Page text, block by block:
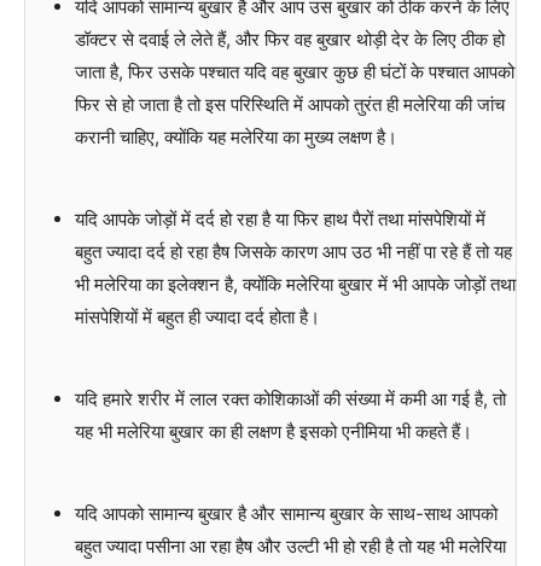
यदि आपको सामान्य बुखार है और आप उस बुखार को ठीक करने के लिए
डॉक्टर से दवाई ले लेते हैं, और फिर वह बुखार थोड़ी देर के लिए ठीक हो
जाता है, फिर उसके पश्चात यदि वह बुखार कुछ ही घंटों के पश्चात आपको
फिर से हो जाता है तो इस परिस्थिति में आपको तुरंत ही मलेरिया की जांच
करानी चाहिए, क्योंकि यह मलेरिया का मुख्य लक्षण है।
यदि आपके जोड़ों में दर्द हो रहा है या फिर हाथ पैरों तथा मांसपेशियों में
बहुत ज्यादा दर्द हो रहा हैष जिसके कारण आप उठ भी नहीं पा रहे हैं तो यह
भी मलेरिया का इलेक्शन है, क्योंकि मलेरिया बुखार में भी आपके जोड़ों तथा
मांसपेशियों में बहुत ही ज्यादा दर्द होता है।
यदि हमारे शरीर में लाल रक्त कोशिकाओं की संख्या में कमी आ गई है, तो
यह भी मलेरिया बुखार का ही लक्षण है इसको एनीमिया भी कहते हैं।
यदि आपको सामान्य बुखार है और सामान्य बुखार के साथ-साथ आपको
बहुत ज्यादा पसीना आ रहा हैष और उल्टी भी हो रही है तो यह भी मलेरिया